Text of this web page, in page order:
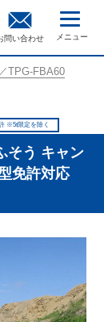
問い合わせ
TPG-FBA60
※5t限定を除く
そう キャン
免許対応